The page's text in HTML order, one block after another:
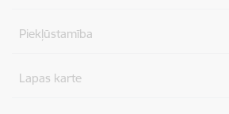
Piekļūstamība
Lapas karte